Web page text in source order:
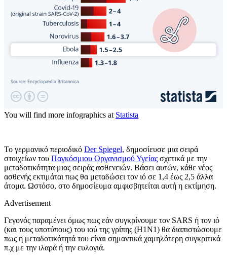
You will find more infographics at Statista
Το γερμανικό περιοδικό Der Spiegel, δημοσίευσε μια σειρά
στοιχείων του Παγκόσμιου Οργανισμού Υγείας σχετικά με την
μεταδοτικότητα μιας σειράς ασθενειών. Βάσει αυτών, κάθε νέος
ασθενής εκτιμάται πως θα μεταδώσει τον ιό σε 1,4 έως 2,5 άλλα
άτομα. Ωστόσο, στο δημοσίευμα αμφισβητείται αυτή η εκτίμηση.
Advertisement
Γεγονός παραμένει όμως πως εάν συγκρίνουμε τον SARS ή τον ιό
(και τους υποτύπους) του ιού της γρίπης (Η1Ν1) θα διαπιστώσουμε
πως η μεταδοτικότητά του είναι σημαντικά χαμηλότερη συγκριτικά
π.χ με την ιλαρά ή την ευλογιά.